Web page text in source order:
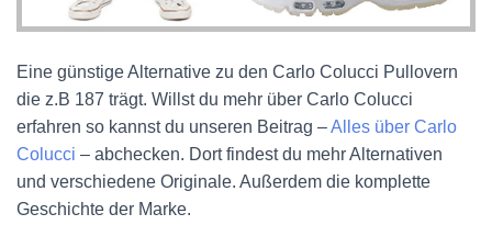
Eine günstige Alternative zu den Carlo Colucci Pullovern
die z.B 187 trägt. Willst du mehr über Carlo Colucci
erfahren so kannst du unseren Beitrag –Alles über Carlo
Colucci – abchecken. Dort findest du mehr Alternativen
und verschiedene Originale. Außerdem die komplette
Geschichte der Marke.